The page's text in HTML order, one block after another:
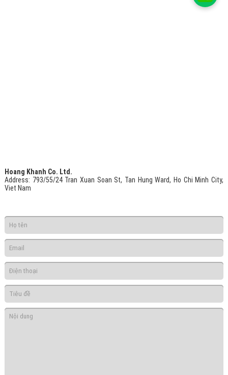
Hoang Khanh Co. Ltd.
Address: 793/55/24 Tran Xuan Soan St, Tan Hung Ward, Ho Chi Minh City,
Viet Nam